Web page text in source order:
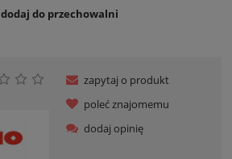
dodaj do przechowalni
zapytaj o produkt
poleć znajomemu
dodaj opinię